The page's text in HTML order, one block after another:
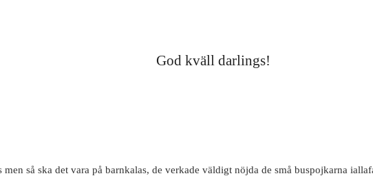
God kväll darlings!
så ska det vara på barnkalas, de verkade väldigt nöjda de små buspojkarna